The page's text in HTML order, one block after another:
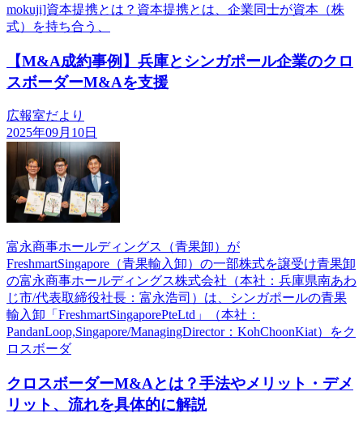
mokuji]資本提携とは？資本提携とは、企業同士が資本（株
式）を持ち合う、
【M&A成約事例】兵庫とシンガポール企業のクロ
スボーダーM&Aを支援
広報室だより
2025年09月10日
富永商事ホールディングス（青果卸）が
FreshmartSingapore（青果輸入卸）の一部株式を譲受け青果卸
の富永商事ホールディングス株式会社（本社：兵庫県南あわ
じ市/代表取締役社長：富永浩司）は、シンガポールの青果
輸入卸「FreshmartSingaporePteLtd」（本社：
PandanLoop,Singapore/ManagingDirector：KohChoonKiat）をク
ロスボーダ
クロスボーダーM&Aとは？手法やメリット・デメ
リット、流れを具体的に解説